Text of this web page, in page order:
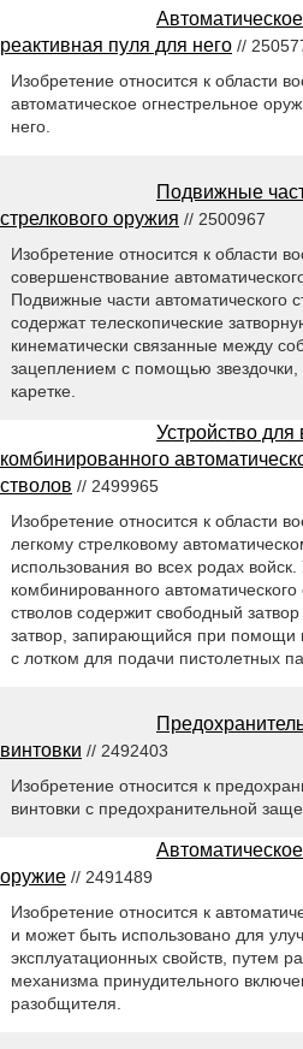
реактивная пуля для него //
Изобретение относится к области
автоматическое огнестрельное
него.
Подвижные
стрелкового оружия // 2500967
Изобретение относится к области
совершенствование
Подвижные части автоматического
содержат телескопические
кинематически связанные между
зацеплением с помощью звездочки,
каретке.
Устройство для
комбинированного
стволов // 2499965
Изобретение относится к области
легкому стрелковому
использования во всех родах
комбинированного
стволов содержит свободный
затвор, запирающийся при помощи
с лотком для подачи пистолетных
винтовки // 2492403
Изобретение относится к
винтовки с предохранительной
оружие // 2491489
Изобретение относится к
и может быть использовано для
эксплуатационных свойств, путем
механизма принудительного
разобщителя.